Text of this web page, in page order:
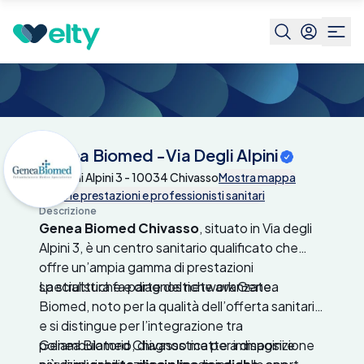
Genea Biomed -Via Degli Alpini
Via Degli Alpini 3 - 10034 ChivassoMostra mappa
Tutte le prestazioni e professionisti sanitari
Descrizione
Genea Biomed Chivasso, situato in Via degli
Alpini 3, è un centro sanitario qualificato che
offre un’ampia gamma di prestazioni
specialistiche e diagnostiche avanzate.
La struttura fa parte del network Genea
Biomed, noto per la qualità dell’offerta sanitaria,
e si distingue per l’integrazione tra
poliambulatorio, diagnostica per immagini e
Genea Biomed Chivasso mette a disposizione